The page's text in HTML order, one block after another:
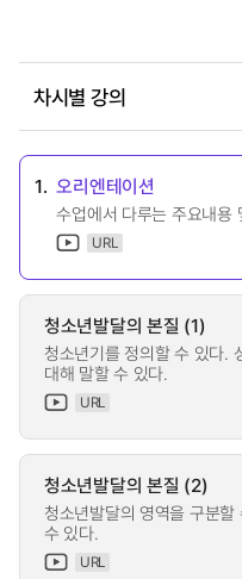
차시별 강의
1. 오리엔테이션
수업에서 다루는 주요내용
URL
청소년발달의 본질 (1)
청소년기를 정의할 수 있다
대해 말할 수 있다.
URL
청소년발달의 본질 (2)
청소년발달의 영역을 구분
수 있다.
URL